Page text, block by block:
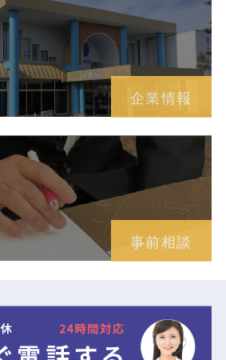
企業情報
事前相談